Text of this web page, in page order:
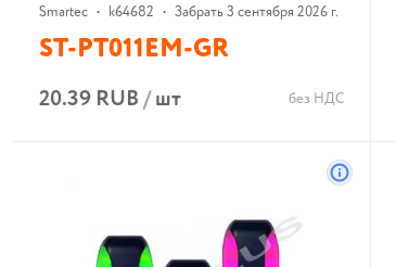
В корзину
Smartec • k64682 • Забрать 3 сентября 2026 г.
ST-PT011EM-GR
20.39 RUB/шт без НДС